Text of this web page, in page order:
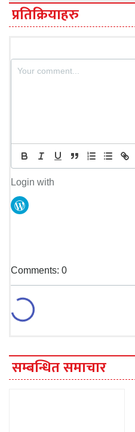
प्रतिक्रियाहरु
Login with
Comments: 0
सम्बन्धित समाचार